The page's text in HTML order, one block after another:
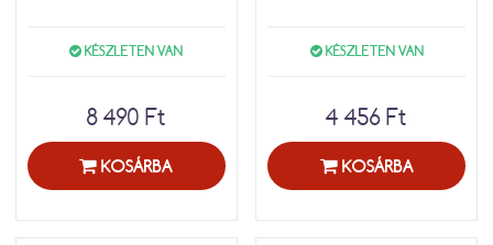
KÉSZLETEN VAN
8 490 Ft
KOSÁRBA
KÉSZLETEN VAN
4 456 Ft
KOSÁRBA